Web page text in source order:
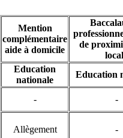
Mention
complémentaire
aide à domicile
de
Education
nationale
Education
- -
Allègement -